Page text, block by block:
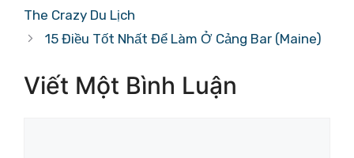
The Crazy Du Lịch
15 Điều Tốt Nhất Để Làm Ở Cảng Bar (Maine)
Viết Một Bình Luận